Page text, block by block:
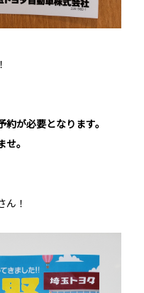
が必要となります。
。
ん！